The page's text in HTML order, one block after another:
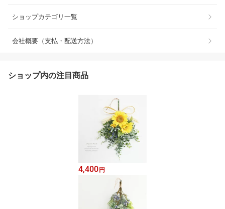
ショップカテゴリ一覧
会社概要（支払・配送方法）
ショップ内の注目商品
4,400 円